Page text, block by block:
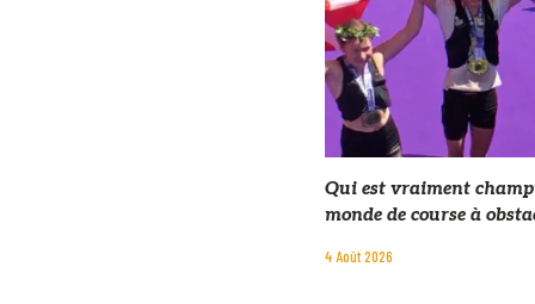
Qui est vraiment
monde de course à
4 Août 2026